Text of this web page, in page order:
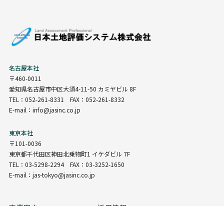
名古屋本社
〒460-0011
愛知県名古屋市中区大須4-11-50 カミヤビル 8F
TEL：052-261-8331 FAX：052-261-8332
E-mail：info@jasinc.co.jp
東京本社
〒101-0036
東京都千代田区神田北乗物町1 イケダビル 7F
TEL：03-5298-2294 FAX：03-3252-1650
E-mail：jas-tokyo@jasinc.co.jp